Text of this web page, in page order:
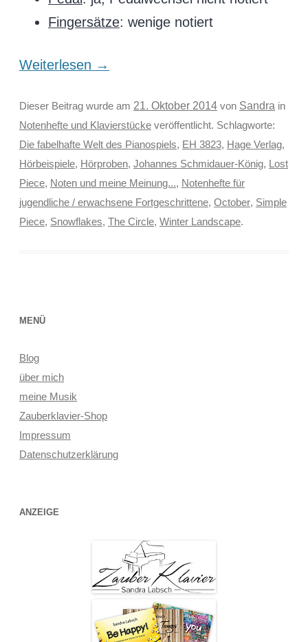
Fingersätze: wenige notiert
Weiterlesen →
Dieser Beitrag wurde am 21. Oktober 2014von Sandra in
Notenhefte und Klavierstückeveröffentlicht. Schlagworte:
Die fabelhafte Welt des Pianospiels, EH 3823, Hage Verlag,
Hörbeispiele, Hörproben, Johannes Schmidauer-König, Lost
Piece, Noten und meine Meinung..., Notenhefte für
jugendliche / erwachsene Fortgeschrittene, October, Simple
Piece, Snowflakes, The Circle, Winter Landscape.
MENÜ
Blog
über mich
meine Musik
Zauberklavier-Shop
Impressum
Datenschutzerklärung
ANZEIGE